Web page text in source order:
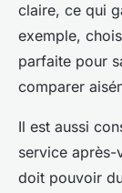
claire, ce qui
exemple,
parfaite pour
comparer
Il est aussi
service après-
doit pouvoir